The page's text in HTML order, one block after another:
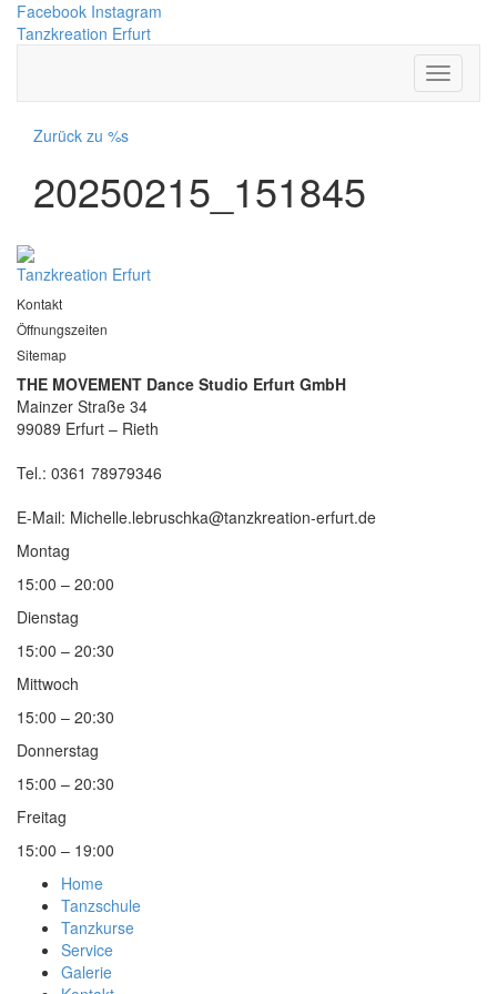
Facebook Instagram
Tanzkreation Erfurt
Zurück zu %s
20250215_151845
Tanzkreation Erfurt
Kontakt
Öffnungszeiten
Sitemap
THE MOVEMENT Dance Studio Erfurt GmbH
Mainzer Straße 34
99089 Erfurt – Rieth
Tel.: 0361 78979346
E-Mail: Michelle.lebruschka@tanzkreation-erfurt.de
Montag
15:00 – 20:00
Dienstag
15:00 – 20:30
Mittwoch
15:00 – 20:30
Donnerstag
15:00 – 20:30
Freitag
15:00 – 19:00
Home
Tanzschule
Tanzkurse
Service
Galerie